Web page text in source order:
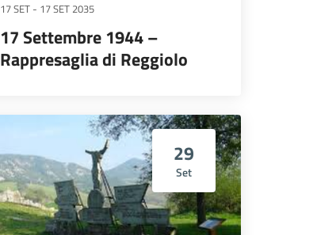
17 SET - 17 SET 2035
17 Settembre 1944 –
Rappresaglia di Reggiolo
29
Set